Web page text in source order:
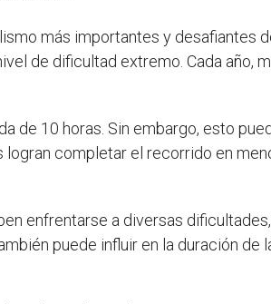
más importantes y desafiantes
de dificultad extremo. Cada año,
de 10 horas. Sin embargo, esto
completar el recorrido en
enfrentarse a diversas
puede influir en la duración